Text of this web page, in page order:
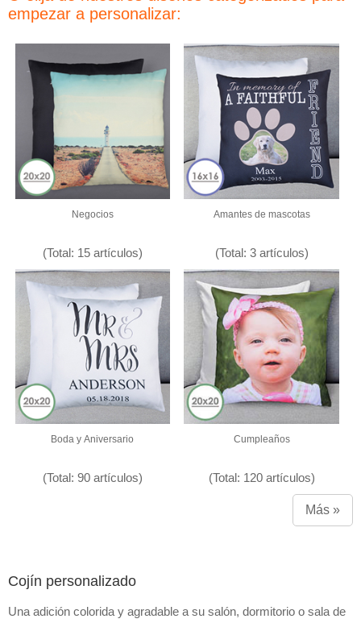
empezar a personalizar:
Negocios
(Total: 15 artículos)
Amantes de mascotas
(Total: 3 artículos)
Boda y Aniversario
(Total: 90 artículos)
Cumpleaños
(Total: 120 artículos)
Más »
Cojín personalizado
Una adición colorida y agradable a su salón, dormitorio o sala de